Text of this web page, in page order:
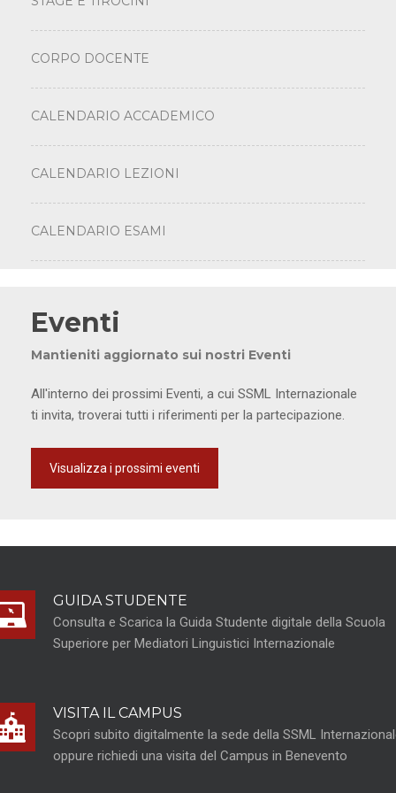
CORPO DOCENTE
CALENDARIO ACCADEMICO
CALENDARIO LEZIONI
CALENDARIO ESAMI
Eventi
Mantieniti aggiornato sui nostri Eventi
All'interno dei prossimi Eventi, a cui SSML Internazionale
ti invita, troverai tutti i riferimenti per la partecipazione.
Visualizza i prossimi eventi
GUIDA STUDENTE
Consulta e Scarica la Guida Studente digitale della Scuola
Superiore per Mediatori Linguistici Internazionale
VISITA IL CAMPUS
Scopri subito digitalmente la sede della SSML
oppure richiedi una visita del Campus in Benevento